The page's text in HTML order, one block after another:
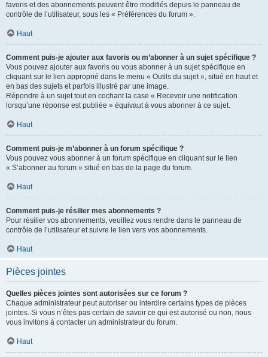
favoris et des abonnements peuvent être modifiés depuis le panneau de
contrôle de l’utilisateur, sous les « Préférences du forum ».
Haut
Comment puis-je ajouter aux favoris ou m’abonner à un sujet spécifique ?
Vous pouvez ajouter aux favoris ou vous abonner à un sujet spécifique en
cliquant sur le lien approprié dans le menu « Outils du sujet », situé en haut et
en bas des sujets et parfois illustré par une image.
Répondre à un sujet tout en cochant la case « Recevoir une notification
lorsqu’une réponse est publiée » équivaut à vous abonner à ce sujet.
Haut
Comment puis-je m’abonner à un forum spécifique ?
Vous pouvez vous abonner à un forum spécifique en cliquant sur le lien
« S’abonner au forum » situé en bas de la page du forum.
Haut
Comment puis-je résilier mes abonnements ?
Pour résilier vos abonnements, veuillez vous rendre dans le panneau de
contrôle de l’utilisateur et suivre le lien vers vos abonnements.
Haut
Pièces jointes
Quelles pièces jointes sont autorisées sur ce forum ?
Chaque administrateur peut autoriser ou interdire certains types de pièces
jointes. Si vous n’êtes pas certain de savoir ce qui est autorisé ou non, nous
vous invitons à contacter un administrateur du forum.
Haut